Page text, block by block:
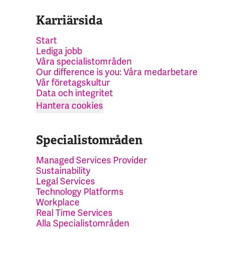
Karriärsida
Start
Lediga jobb
Våra specialistområden
Our difference is you: Våra medarbetare
Vår företagskultur
Data och integritet
Hantera cookies
Specialistområden
Managed Services Provider
Sustainability
Legal Services
Technology Platforms
Workplace
Real Time Services
Alla Specialistområden